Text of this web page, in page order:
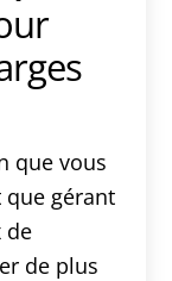
que vous
que gérant
de
de plus